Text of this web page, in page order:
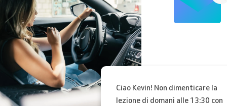
Ciao Kevin! Non dimenticare la
lezione di domani alle 13:30 con